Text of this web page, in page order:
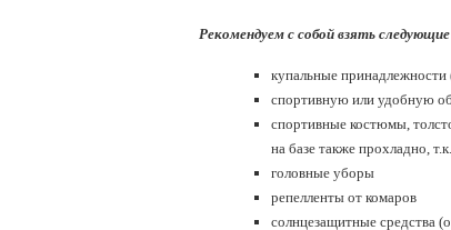
Рекомендуем с собой взять
купальные
спортивную или удобную
спортивные костюмы,
на базе также прохладно,
головные уборы
репелленты от комаров
солнцезащитные средства